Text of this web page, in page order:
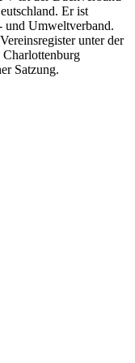
Er ist
und Umweltverband.
unter der
Satzung.